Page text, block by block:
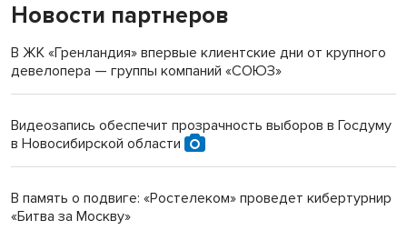
«Мы живём на пастбище!»: в новосибирском селе лошади
терроризируют жителей
Инвалид получил условный срок за избиение врачей
Новосибирский преподаватель с женой вошли в топ-16
Новости партнеров
В ЖК «Гренландия» впервые клиентские дни от крупного
девелопера — группы компаний «СОЮЗ»
Видеозапись обеспечит прозрачность выборов в Госдуму
в Новосибирской области
В память о подвиге: «Ростелеком» проведет кибертурнир
«Битва за Москву»